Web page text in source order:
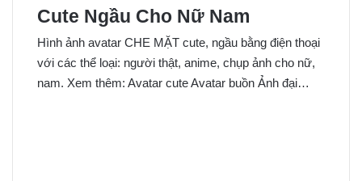
Cute Ngầu Cho Nữ Nam
Hình ảnh avatar CHE MẶT cute, ngầu bằng điện thoại
với các thể loại: người thật, anime, chụp ảnh cho nữ,
nam. Xem thêm: Avatar cute Avatar buồn Ảnh đại…